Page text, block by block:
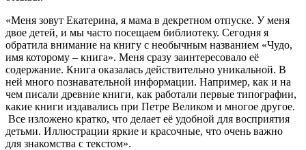
«Меня зовут Екатерина, я мама в декретном отпуске. У меня
двое детей, и мы часто посещаем библиотеку. Сегодня я
обратила внимание на книгу с необычным названием «Чудо,
имя которому – книга». Меня сразу заинтересовало её
содержание. Книга оказалась действительно уникальной. В
ней много познавательной информации. Например, как и на
чем писали древние книги, как работали первые типографии,
какие книги издавались при Петре Великом и многое другое.
Все изложено кратко, что делает её удобной для восприятия
детьми. Иллюстрации яркие и красочные, что очень важно
для знакомства с текстом».